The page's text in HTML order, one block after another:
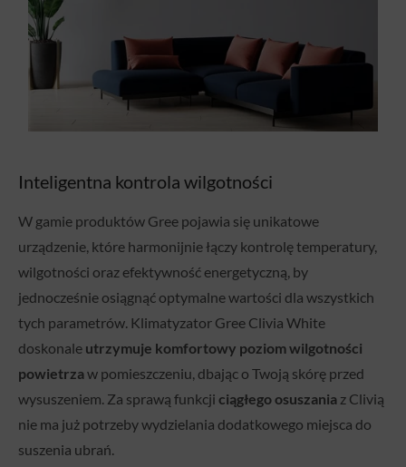
Inteligentna kontrola wilgotności
W gamie produktów Gree pojawia się unikatowe
urządzenie, które harmonijnie łączy kontrolę temperatury,
wilgotności oraz efektywność energetyczną, by
jednocześnie osiągnąć optymalne wartości dla wszystkich
tych parametrów. Klimatyzator Gree Clivia White
doskonale utrzymuje komfortowy poziom wilgotności
powietrzaw pomieszczeniu, dbając o Twoją skórę przed
wysuszeniem. Za sprawą funkcji ciągłego osuszania z Clivią
nie ma już potrzeby wydzielania dodatkowego miejsca do
suszenia ubrań.